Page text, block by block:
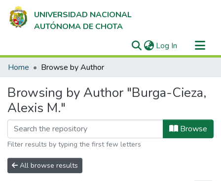
UNIVERSIDAD NACIONAL
AUTÓNOMA DE CHOTA
Log In (current)
Communities & Collections
Home Browse by Author
Browsing by Author "Burga-Cieza,
Alexis M."
Browse
Filter results by typing the first few letters
All browse results